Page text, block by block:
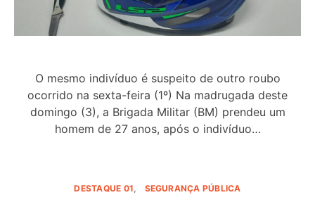
O mesmo indivíduo é suspeito de outro roubo
ocorrido na sexta-feira (1º) Na madrugada deste
domingo (3), a Brigada Militar (BM) prendeu um
homem de 27 anos, após o indivíduo…
DESTAQUE 01 SEGURANÇA PÚBLICA